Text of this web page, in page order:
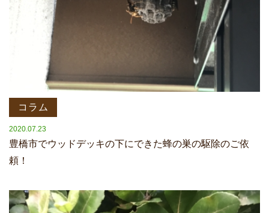
コラム
2020.07.23
豊橋市でウッドデッキの下にできた蜂の巣の駆除のご依
頼！